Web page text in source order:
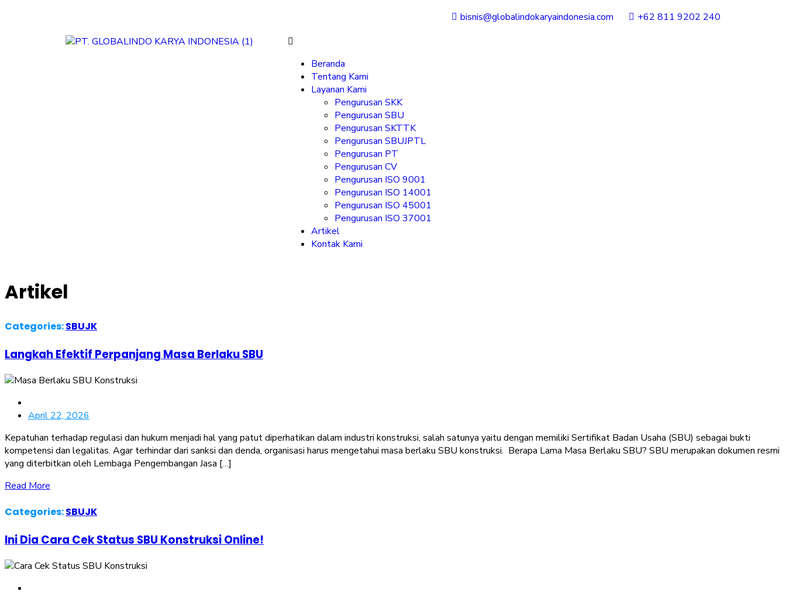
bisnis@globalindokaryaindonesia.com +62 811 9202 240
Beranda
Tentang Kami
Layanan Kami
Pengurusan SKK
Pengurusan SBU
Pengurusan SKTTK
Pengurusan SBUJPTL
Pengurusan PT
Pengurusan CV
Pengurusan ISO 9001
Pengurusan ISO 14001
Pengurusan ISO 45001
Pengurusan ISO 37001
Artikel
Kontak Kami
Artikel
Categories:SBUJK
Langkah Efektif Perpanjang Masa Berlaku SBU
April 22, 2026
Kepatuhan terhadap regulasi dan hukum menjadi hal yang patut diperhatikan dalam industri konstruksi, salah satunya yaitu dengan memiliki Sertifikat Badan Usaha (SBU) sebagai bukti
kompetensi dan legalitas. Agar terhindar dari sanksi dan denda, organisasi harus mengetahui masa berlaku SBU konstruksi. Berapa Lama Masa Berlaku SBU? SBU merupakan dokumen resmi
yang diterbitkan oleh Lembaga Pengembangan Jasa […]
Read More
Categories:SBUJK
Ini Dia Cara Cek Status SBU Konstruksi Online!